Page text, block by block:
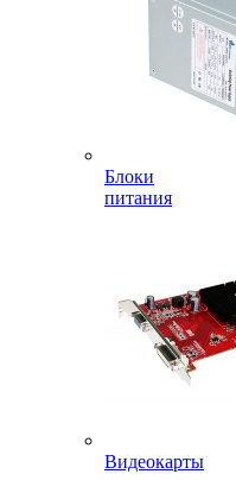
Блоки
питания
Видеокарты